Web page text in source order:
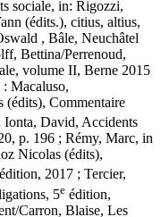
sociale, in: Rigozzi,
(édits.), citius, altius,
, Bâle, Neuchâtel
Bettina/Perrenoud,
volume II, Berne 2015
: Macaluso,
Commentaire
Ionta, David, Accidents
p. 196 ; Rémy, Marc, in
Nicolas (édits),
édition, 2017 ; Tercier,
5e édition,
Carron, Blaise, Les